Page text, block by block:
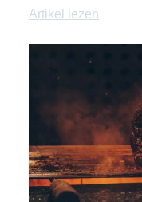
Artikel lezen